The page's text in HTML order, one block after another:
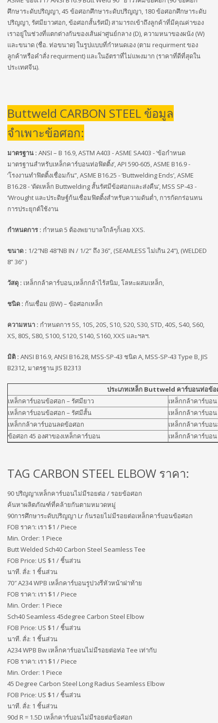
ศึกษาระดับปริญญา, 45 ข้อศอกศึกษาระดับปริญญา, 180 ข้อศอกศึกษาระดับ
ปริญญา, รัศมียาวศอก, ข้อศอกสั้นรัศมี) สามารถเข้าถึงลูกค้าที่มีคุณค่าของ
เราอยู่ในช่วงที่แตกต่างกันของเส้นผ่าศูนย์กลาง (D), ความหนาของผนัง (W)
และขนาด (ชื่อ. ท่อขนาด) ในรูปแบบที่กำหนดเอง (ตาม requirment ของ
ลูกค้าหรือคำสั่ง requirment) และในอัตราที่ไม่แพงมาก (ราคาที่ดีที่สุดใน
ประเทศจีน).
Buttweld CARBON STEEL ข้อมูล
จำเพาะข้อศอก:
มาตรฐาน : ANSI – B 16.9, ASTM A403 - ASME SA403 - ‘ข้อกำหนด
มาตรฐานสำหรับเหล็กคาร์บอนท่อฟิตติ้ง’, API 590-605, ASME B16.9 -
‘โรงงานทำฟิตติ้งเชื่อมก้น”, ASME B16.25 - ‘Buttwelding Ends’, ASME
B16.28 - ‘ดัดเหล็ก Buttwelding สั้นรัศมีข้อศอกและส่งคืน’, MSS SP-43 -
‘Wrought และประดิษฐ์ก้นเชื่อมฟิตติ้งสำหรับความดันต่ำ, การกัดกร่อนทน
การประยุกต์ใช้งาน
กำหนดการ : กำหนด 5 ต้องพยาบาลใกล้ๆก็เลย XXS.
ขนาด : 1/2″NB 48″NB IN / 1/2” ถึง 36”, (SEAMLESS ไม่เกิน 24”), (WELDED
8” 36” )
วัสดุ : เหล็กกล้าคาร์บอน,เหล็กกล้าไร้สนิม, โลหะผสมเหล็ก,
ชนิด : ก้นเชื่อม (BW) – ข้อศอกเหล็ก
ความหนา : กำหนดการ 5S, 10S, 20S, S10, S20, S30, STD, 40S, S40, S60,
XS, 80S, S80, S100, S120, S140, S160, XXS และฯลฯ.
มิติ : ANSI B16.9, ANSI B16.28, MSS-SP-43 ชนิด A, MSS-SP-43 Type B, JIS
B2312, มาตรฐาน JIS B2313
ประเภทเหล็ก Buttweld คาร์บอนท่อข้อ
เหล็กคาร์บอนข้อศอก – รัศมียาว
เหล็กกล้าคาร์บอ
เหล็กคาร์บอนข้อศอก – รัศมีสั้น
เหล็กกล้าคาร์บอ
เหล็กกล้าคาร์บอนลดข้อศอก
เหล็กกล้าคาร์บอ
ข้อศอก 45 องศาของเหล็กคาร์บอน
เหล็กกล้าคาร์บอน
TAG CARBON STEEL ELBOW ราคา:
90 ปริญญาเหล็กคาร์บอนไม่มีรอยต่อ / รอยข้อศอก
ค้นหาผลิตภัณฑ์ที่คล้ายกันตามหมวดหมู่
90การศึกษาระดับปริญญา Lr ก้นรอยไม่มีรอยต่อเหล็กคาร์บอนข้อศอก
FOB ราคา: เรา $1 / Piece
Min. Order: 1 Piece
Butt Welded Sch40 Carbon Steel Seamless Tee
FOB Price: US $1 / ชิ้นส่วน
นาที. สั่ง: 1 ชิ้นส่วน
70″ A234 WPB เหล็กคาร์บอนรูปวงรีหัวหน้าฝาท้าย
FOB ราคา: เรา $1 / Piece
Min. Order: 1 Piece
Sch40 Seamless 45degree Carbon Steel Elbow
FOB Price: US $1 / ชิ้นส่วน
นาที. สั่ง: 1 ชิ้นส่วน
A234 WPB Bw เหล็กคาร์บอนไม่มีรอยต่อท่อ Tee เท่ากับ
FOB ราคา: เรา $1 / Piece
Min. Order: 1 Piece
45 Degree Carbon Steel Long Radius Seamless Elbow
FOB Price: US $1 / ชิ้นส่วน
นาที. สั่ง: 1 ชิ้นส่วน
90d R = 1.5D เหล็กคาร์บอนไม่มีรอยต่อข้อศอก